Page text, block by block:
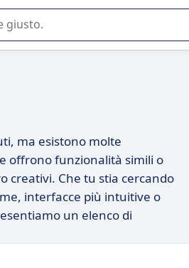
per la vostra azienda.
ma esistono molte
offrono funzionalità simili o
creativi. Che tu stia cercando
interfacce più intuitive o
un elenco di